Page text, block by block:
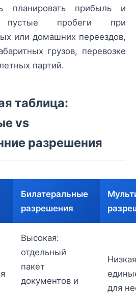
планировать прибыль и
пустые пробеги при
или домашних переездов,
грузов, перевозке
партий.
таблица:
vs
разрешения
Билатеральные
разрешения
Высокая:
отдельный
пакет
документов и
для